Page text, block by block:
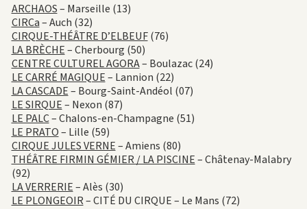
ARCHAOS– Marseille (13)
CIRCa– Auch (32)
CIRQUE-THÉÂTRE D’ELBEUF(76)
LA BRÈCHE– Cherbourg (50)
CENTRE CULTUREL AGORA– Boulazac (24)
LE CARRÉ MAGIQUE– Lannion (22)
LA CASCADE– Bourg-Saint-Andéol (07)
LE SIRQUE– Nexon (87)
LE PALC– Chalons-en-Champagne (51)
LE PRATO– Lille (59)
CIRQUE JULES VERNE– Amiens (80)
THÉÂTRE FIRMIN GÉMIER / LA PISCINE– Châtenay-Malabry
(92)
LA VERRERIE– Alès (30)
LE PLONGEOIR– CITÉ DU CIRQUE – Le Mans (72)